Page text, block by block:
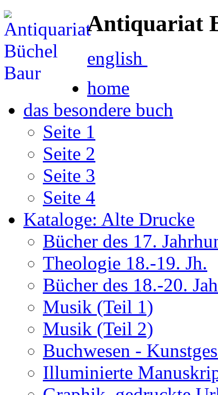
Antiquariat
english
home
das besondere buch
Seite 1
Seite 2
Seite 3
Seite 4
Kataloge: Alte Drucke
Bücher des 17.
Theologie 18.-19. Jh.
Bücher des 18.-20.
Musik (Teil 1)
Musik (Teil 2)
Buchwesen -
Illuminierte